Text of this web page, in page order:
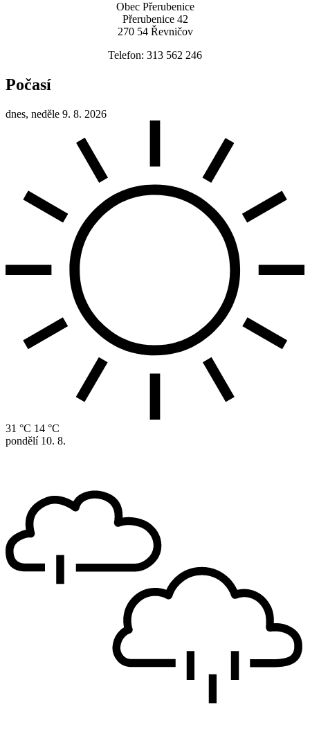
Obec Přerubenice
Přerubenice 42
270 54 Řevničov
Telefon: 313 562 246
Počasí
dnes, neděle 9. 8. 2026
31 °C 14 °C
pondělí 10. 8.